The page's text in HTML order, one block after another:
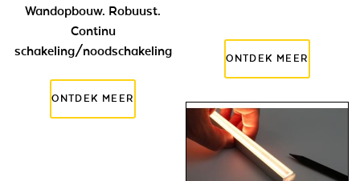
Wandopbouw. Robuust.
Continu
schakeling/noodschakeling